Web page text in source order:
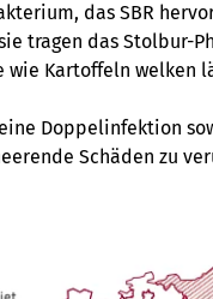
das SBR
tragen das Stolbur-
wie Kartoffeln welken
Doppelinfektion
Schäden zu